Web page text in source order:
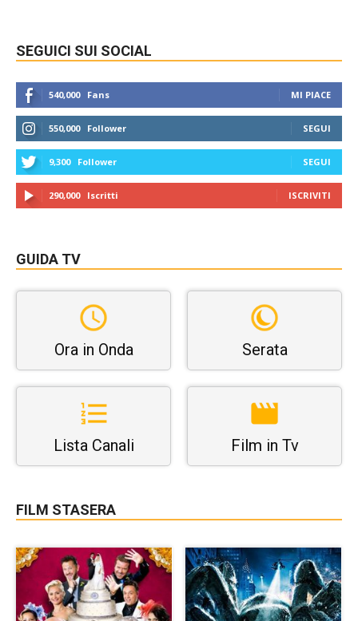
SEGUICI SUI SOCIAL
540,000 Fans MI PIACE
550,000 Follower SEGUI
9,300 Follower SEGUI
290,000 Iscritti ISCRIVITI
GUIDA TV
Ora in Onda Serata
Lista Canali Film in Tv
FILM STASERA